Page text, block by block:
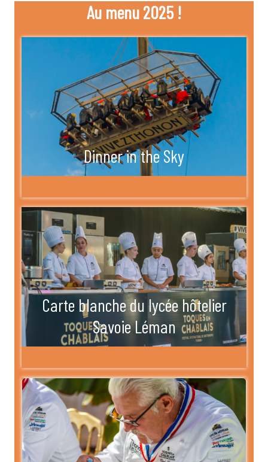
Au menu 2025 !
Dinner in the Sky
Carte blanche du lycée hôtelier
Savoie Léman